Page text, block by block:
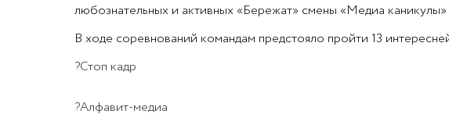
любознательных и активных «Бережат» смены «Медиа
В ходе соревнований командам предстояло пройти 13
?Стоп кадр
?Алфавит-медиа